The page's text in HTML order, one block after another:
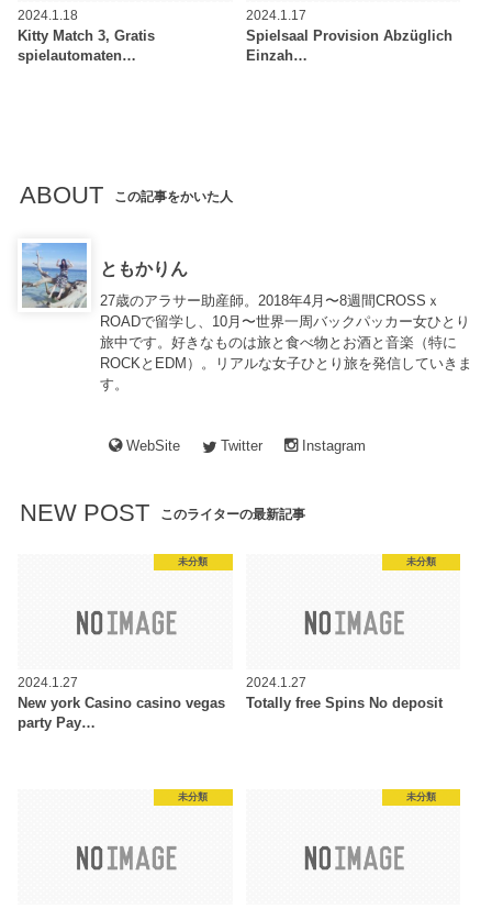
2024.1.18
Kitty Match 3, Gratis
spielautomaten…
2024.1.17
Spielsaal Provision Abzüglich
Einzah…
ABOUT この記事をかいた人
ともかりん
27歳のアラサー助産師。2018年4月〜8週間CROSSｘ
ROADで留学し、10月〜世界一周バックパッカー女ひとり
旅中です。好きなものは旅と食べ物とお酒と音楽（特に
ROCKとEDM）。リアルな女子ひとり旅を発信していきま
す。
WebSite Twitter Instagram
NEW POST このライターの最新記事
未分類
2024.1.27
New york Casino casino vegas
party Pay…
未分類
2024.1.27
Totally free Spins No deposit
未分類 未分類